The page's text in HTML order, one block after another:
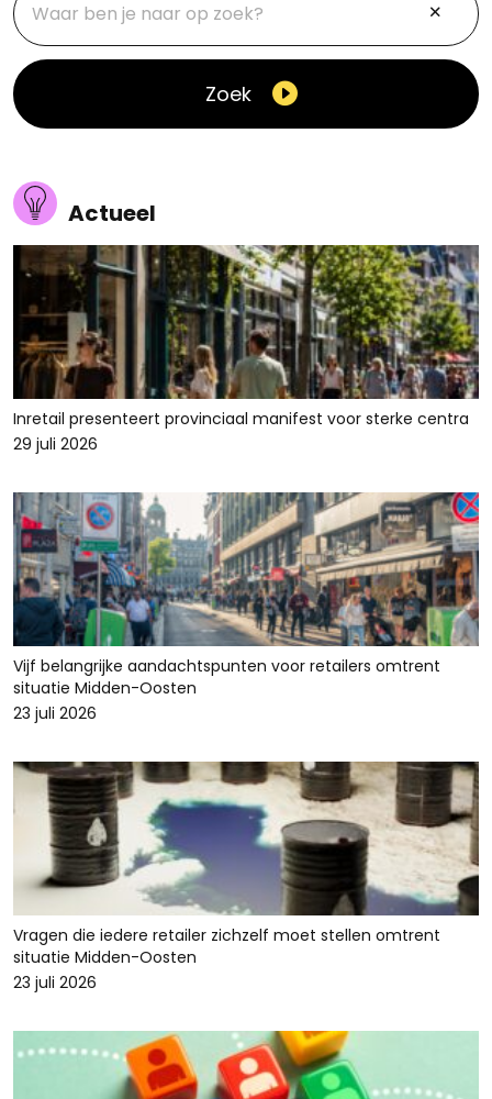
Zoek
Actueel
Inretail presenteert provinciaal manifest voor sterke centra
29 juli 2026
Vijf belangrijke aandachtspunten voor retailers omtrent
situatie Midden-Oosten
23 juli 2026
Vragen die iedere retailer zichzelf moet stellen omtrent
situatie Midden-Oosten
23 juli 2026